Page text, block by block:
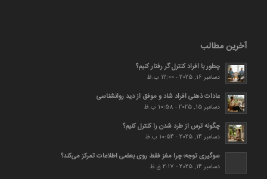
آخرین مطالب
چطور با افراد کنترل گر رفتار کنیم؟
دسامبر 16, 2025 - 12:00 ب.ظ
عادات ذهنی افراد شاد و موفق از دید روانشناسی
دسامبر 15, 2025 - 10:58 ب.ظ
چگونه ترس از طرد شدن را کنترل کنیم؟
دسامبر 14, 2025 - 10:54 ب.ظ
سوگیری توجه؛ چرا مغز فقط روی بعضی اطلاعات تمرکز می‌کند؟
دسامبر 14, 2025 - 2:17 ق.ظ